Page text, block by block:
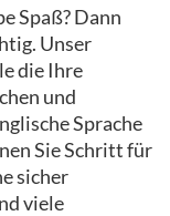
Spaß? Dann
Unser
die Ihre
und
Sprache
Sie Schritt für
sicher
viele